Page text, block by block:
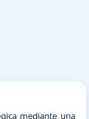
mediante una